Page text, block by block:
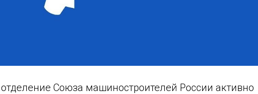
Союза машиностроителей России активно